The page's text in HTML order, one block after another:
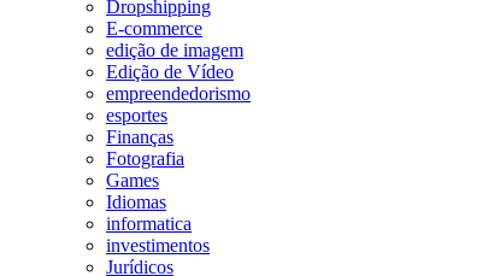
Dropshipping
E-commerce
edição de imagem
Edição de Vídeo
empreendedorismo
esportes
Finanças
Fotografia
Games
Idiomas
informatica
investimentos
Jurídicos